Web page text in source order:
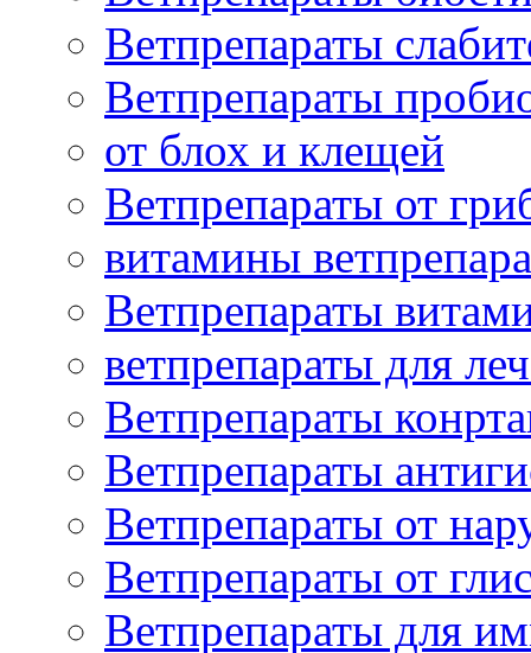
Ветпрепараты
Ветпрепараты
от блох и клещей
Ветпрепараты от
витамины
Ветпрепараты
ветпрепараты для
Ветпрепараты
Ветпрепараты
Ветпрепараты от
Ветпрепараты от
Ветпрепараты для